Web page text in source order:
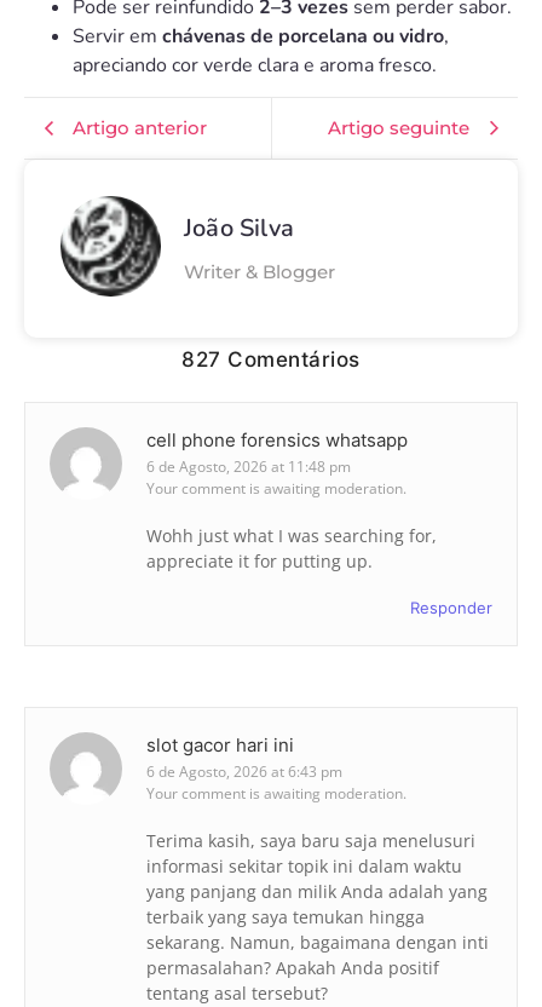
Pode ser reinfundido 2–3 vezes sem perder sabor.
Servir em chávenas de porcelana ou vidro,
apreciando cor verde clara e aroma fresco.
Artigo anterior Artigo seguinte
João Silva
Writer & Blogger
827 Comentários
cell phone forensics whatsapp
6 de Agosto, 2026 at 11:48 pm
Your comment is awaiting moderation.
Wohh just what I was searching for,
appreciate it for putting up.
Responder
slot gacor hari ini
6 de Agosto, 2026 at 6:43 pm
Your comment is awaiting moderation.
Terima kasih, saya baru saja menelusuri
informasi sekitar topik ini dalam waktu
yang panjang dan milik Anda adalah yang
terbaik yang saya temukan hingga
sekarang. Namun, bagaimana dengan inti
permasalahan? Apakah Anda positif
tentang asal tersebut?